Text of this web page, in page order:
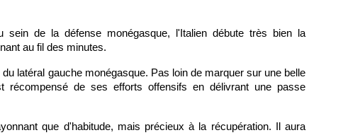
sein de la défense monégasque, l'Italien débute très bien la
au fil des minutes.
latéral gauche monégasque. Pas loin de marquer sur une belle
récompensé de ses efforts offensifs en délivrant une passe
que d'habitude, mais précieux à la récupération. Il aura